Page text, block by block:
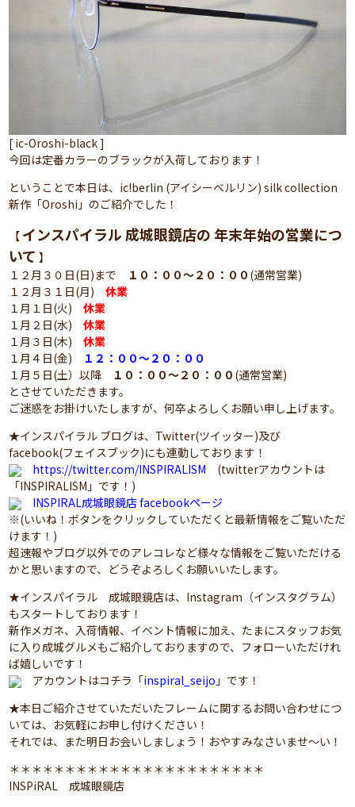
[ ic-Oroshi-black ]
今回は定番カラーのブラックが入荷しております！
ということで本日は、ic!berlin (アイシーベルリン) silk collection
新作「Oroshi」のご紹介でした！
【 インスパイラル 成城眼鏡店の 年末年始の営業につ
いて 】
１２月３０日(日)まで
１０：００～２０：００ (通常営業)
１２月３１日(月)休業
１月１日(火)休業
１月２日(水)休業
１月３日(木)休業
１月４日(金)
１２：００～２０：００
１月５日(土）以降
１０：００～２０：００ (通常営業)
とさせていただきます。
ご迷惑をお掛けいたしますが、何卒よろしくお願い申し上げます。
★インスパイラル ブログは、Twitter(ツイッター)及び
facebook(フェイスブック)にも連動しております！
https://twitter.com/INSPIRALISM (twitterアカウントは
「INSPIRALISM」です！)
INSPIRAL成城眼鏡店 facebookページ
※(いいね！ボタンをクリックしていただくと最新情報をご覧いただ
けます！)
超速報やブログ以外でのアレコレなど様々な情報をご覧いただける
かと思いますので、どうぞよろしくお願いいたします。
★インスパイラル 成城眼鏡店は、Instagram（インスタグラム）
もスタートしております！
新作メガネ、入荷情報、イベント情報に加え、たまにスタッフお気
に入り成城グルメもご紹介しておりますので、フォローいただけれ
ば嬉しいです！
アカウントはコチラ「inspiral_seijo 」です！
★本日ご紹介させていただいたフレームに関するお問い合わせにつ
いては、お気軽にお申し付けください！
それでは、また明日お会いしましょう！おやすみなさいませ～い！
＊＊＊＊＊＊＊＊＊＊＊＊＊＊＊＊＊＊＊＊＊＊＊
INSPiRAL 成城眼鏡店